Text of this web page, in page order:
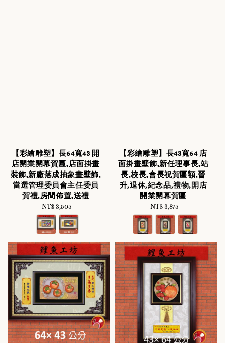
【彩繪雕塑】長64寬43 開
店開業開幕賀匾,店面掛畫
裝飾,新廠落成抽象畫壁飾,
當選管理委員會主任委員
賀禮,房間佈置,送禮
Regular
price
NT$ 3,505
【彩繪雕塑】長43寬64 店
面掛畫壁飾,新任理事長,站
長,校長,會長祝賀匾額,晉
升,退休,紀念品,禮物,開店
開業開幕賀匾
Regular
price
NT$ 3,875